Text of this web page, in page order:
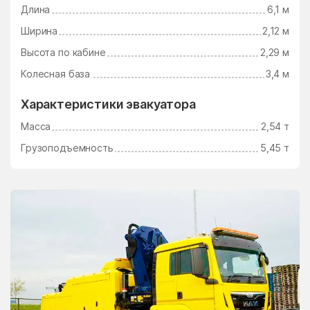
Длина
6,1 м
Ширина
2,12 м
Высота по кабине
2,29 м
Колесная база
3,4 м
Характеристики эвакуатора
Масса
2,54 т
Грузоподъемность
5,45 т
Электросталь Электроугли
Юдино Южный Поселок
Юрцово
Ямкино Ярополец
Яхрома